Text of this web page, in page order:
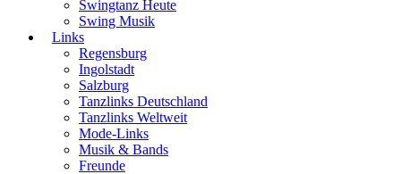
Swingtanz Heute
Swing Musik
Links
Regensburg
Ingolstadt
Salzburg
Tanzlinks Deutschland
Tanzlinks Weltweit
Mode-Links
Musik & Bands
Freunde